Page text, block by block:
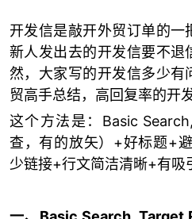
开发信是敲开外贸订单的一
新人发出去的开发信要不退
然，大家写的开发信多少有
贸高手总结，高回复率的开
这个方法是：Basic
查，有的放矢）+好标题+
少链接+行文简洁清晰+有吸